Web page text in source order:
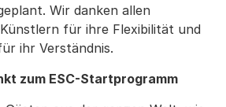
Wir danken allen
für ihre Flexibilität und
ihr Verständnis.
zum ESC-Startprogramm